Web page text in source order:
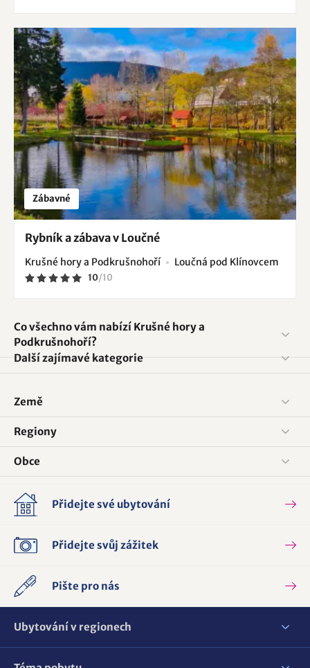
Zábavné
Rybník a zábava v Loučné
Krušné hory a Podkrušnohoří Loučná pod Klínovcem
10/10
Co všechno vám nabízí Krušné hory a
Podkrušnohoří?
Další zajímavé kategorie
Země
Regiony
Obce
Přidejte své ubytování
Přidejte svůj zážitek
Pište pro nás
Ubytování v regionech